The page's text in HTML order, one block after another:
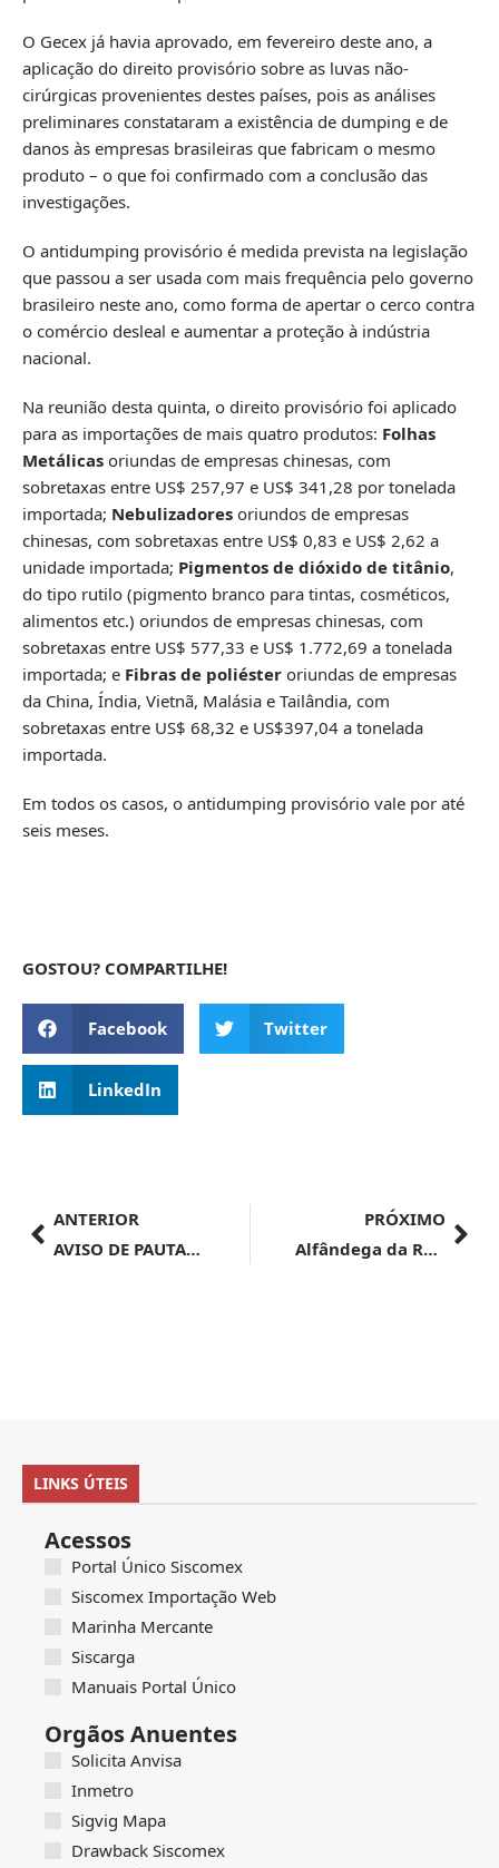
O Gecex já havia aprovado, em fevereiro deste ano, a
aplicação do direito provisório sobre as luvas não-
cirúrgicas provenientes destes países, pois as análises
preliminares constataram a existência de dumping e de
danos às empresas brasileiras que fabricam o mesmo
produto – o que foi confirmado com a conclusão das
investigações.
O antidumping provisório é medida prevista na legislação
que passou a ser usada com mais frequência pelo governo
brasileiro neste ano, como forma de apertar o cerco contra
o comércio desleal e aumentar a proteção à indústria
nacional.
Na reunião desta quinta, o direito provisório foi aplicado
para as importações de mais quatro produtos: Folhas
Metálicas oriundas de empresas chinesas, com
sobretaxas entre US$ 257,97 e US$ 341,28 por tonelada
importada; Nebulizadores oriundos de empresas
chinesas, com sobretaxas entre US$ 0,83 e US$ 2,62 a
unidade importada; Pigmentos de dióxido de titânio,
do tipo rutilo (pigmento branco para tintas, cosméticos,
alimentos etc.) oriundos de empresas chinesas, com
sobretaxas entre US$ 577,33 e US$ 1.772,69 a tonelada
importada; e Fibras de poliéster oriundas de empresas
da China, Índia, Vietnã, Malásia e Tailândia, com
sobretaxas entre US$ 68,32 e US$397,04 a tonelada
importada.
Em todos os casos, o antidumping provisório vale por até
seis meses.
GOSTOU? COMPARTILHE!
Facebook Twitter
LinkedIn
ANTERIOR
AVISO DE PAUTA | Credenciamento para as reuniões de comércio e investimentos do G20
PRÓXIMO
Alfândega da Receita Federal do Brasil no Porto de Vitória – AVISO DELICITAÇÃO – LEILÃO ELETRÔNICO Nº 0727600/003/2024
LINKS ÚTEIS
Acessos
Portal Único Siscomex
Siscomex Importação Web
Marinha Mercante
Siscarga
Manuais Portal Único
Orgãos Anuentes
Solicita Anvisa
Inmetro
Sigvig Mapa
Drawback Siscomex